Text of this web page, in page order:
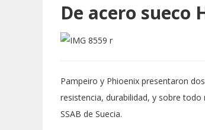
De acero sueco
Pampeiro y Phioenix presentaron
resistencia, durabilidad, y sobre
SSAB de Suecia.